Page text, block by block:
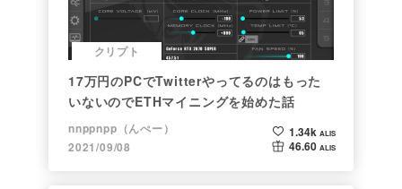
クリプト
17万円のPCでTwitterやってるのはもった
いないのでETHマイニングを始めた話
nnppnpp（んぺー）
2021/09/08
1.34k ALIS
46.60 ALIS